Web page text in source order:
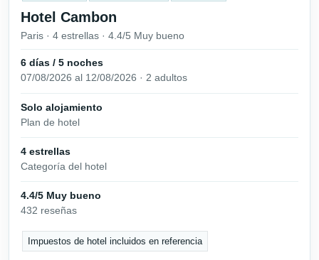
Hotel Cambon
Paris · 4 estrellas · 4.4/5 Muy bueno
6 días / 5 noches
07/08/2026 al 12/08/2026 · 2 adultos
Solo alojamiento
Plan de hotel
4 estrellas
Categoría del hotel
4.4/5 Muy bueno
432 reseñas
Impuestos de hotel incluidos en referencia